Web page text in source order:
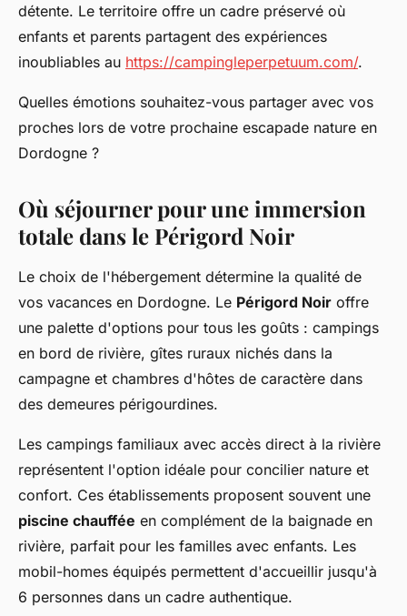
détente. Le territoire offre un cadre préservé où
enfants et parents partagent des expériences
inoubliables au https://campingleperpetuum.com/.
Quelles émotions souhaitez-vous partager avec vos
proches lors de votre prochaine escapade nature en
Dordogne ?
Où séjourner pour une immersion
totale dans le Périgord Noir
Le choix de l'hébergement détermine la qualité de
vos vacances en Dordogne. Le Périgord Noir offre
une palette d'options pour tous les goûts : campings
en bord de rivière, gîtes ruraux nichés dans la
campagne et chambres d'hôtes de caractère dans
des demeures périgourdines.
Les campings familiaux avec accès direct à la rivière
représentent l'option idéale pour concilier nature et
confort. Ces établissements proposent souvent une
piscine chauffée en complément de la baignade en
rivière, parfait pour les familles avec enfants. Les
mobil-homes équipés permettent d'accueillir jusqu'à
6 personnes dans un cadre authentique.